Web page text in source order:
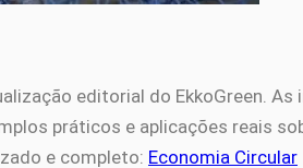
editorial do EkkoGreen.
práticos e aplicações reais
e completo: Economia Circular